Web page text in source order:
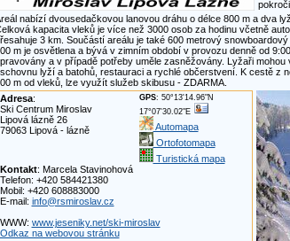
nabízí dvousedačkovou lanovou dráhu o délce 800 m a dva
kapacita vleků je více než 3000 osob za hodinu včetně
3 km. Součástí areálu je také 600 metrový
m je osvětlena a bývá v zimním období v provozu denně od
a v případě potřeby uměle zasněžovány. Lyžaři
lyží a batohů, restauraci a rychlé občerstvení. K cestě z
m od vleků, lze využít služeb skibusu - ZDARMA.
Adresa:
Ski Centrum Miroslav
Lipová lázně 26
79063 Lipová - lázně
GPS: 50°13'14.96"N
17°07'30.02"E
Automapa
Ortofotomapa
Turistická mapa
Kontakt: Marcela Stavinohová
Telefon: +420 584421380
Mobil: +420 608883000
E-mail: info@rsmiroslav.cz
WWW: www.jeseniky.net/ski-miroslav
Odkaz na webovou stránku